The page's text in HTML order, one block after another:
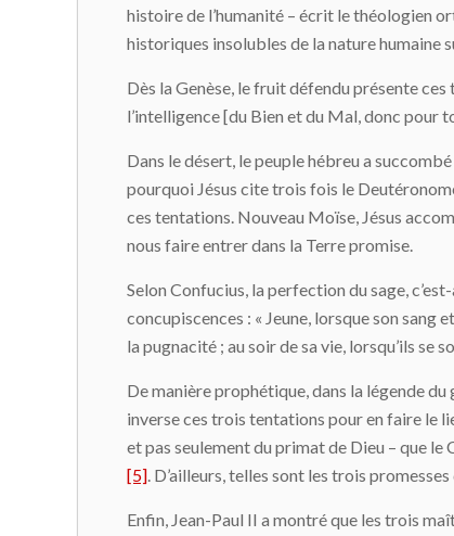
histoire de l’humanité – écrit le théologien
historiques insolubles de la nature humaine
Dès la Genèse, le fruit défendu présente
l’intelligence [du Bien et du Mal, donc pour
Dans le désert, le peuple hébreu a
pourquoi Jésus cite trois fois le
ces tentations. Nouveau Moïse, Jésus
nous faire entrer dans la Terre promise.
Selon Confucius, la perfection du sage,
concupiscences : « Jeune, lorsque son sang
la pugnacité ; au soir de sa vie, lorsqu’ils se
De manière prophétique, dans la légende
inverse ces trois tentations pour en faire le
et pas seulement du primat de Dieu – que
[5]. D’ailleurs, telles sont les trois
Enfin, Jean-Paul II a montré que les trois